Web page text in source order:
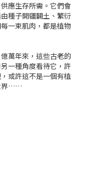
應生存所需。它們會
種子開疆闢土、繁衍
一束肌肉，都是植物
萬年來，這些古老的
一種角度看待它，許
或許這不是一個有植
界……